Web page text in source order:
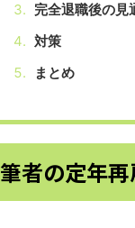
完全退職後の見
対策
まとめ
筆者の定年